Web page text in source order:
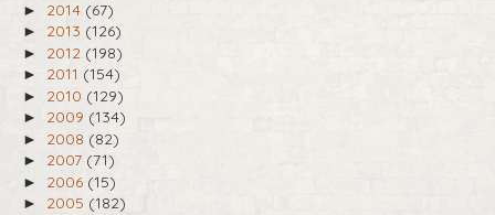
► 2014 (67)
► 2013 (126)
► 2012 (198)
► 2011 (154)
► 2010 (129)
► 2009 (134)
► 2008 (82)
► 2007 (71)
► 2006 (15)
► 2005 (182)